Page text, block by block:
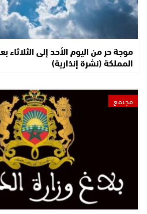
موجة حر من اليوم الأحد إلى
المملكة (نشرة إنذارية)
مجتمع